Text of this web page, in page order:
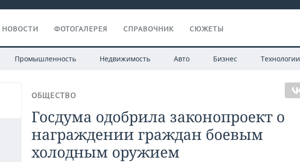
НОВОСТИ ФОТОГАЛЕРЕЯ СПРАВОЧНИК СЮЖЕТЫ
Промышленность Недвижимость Авто Бизнес Технологии
ОБЩЕСТВО
Госдума одобрила законопроект о
награждении граждан боевым
холодным оружием